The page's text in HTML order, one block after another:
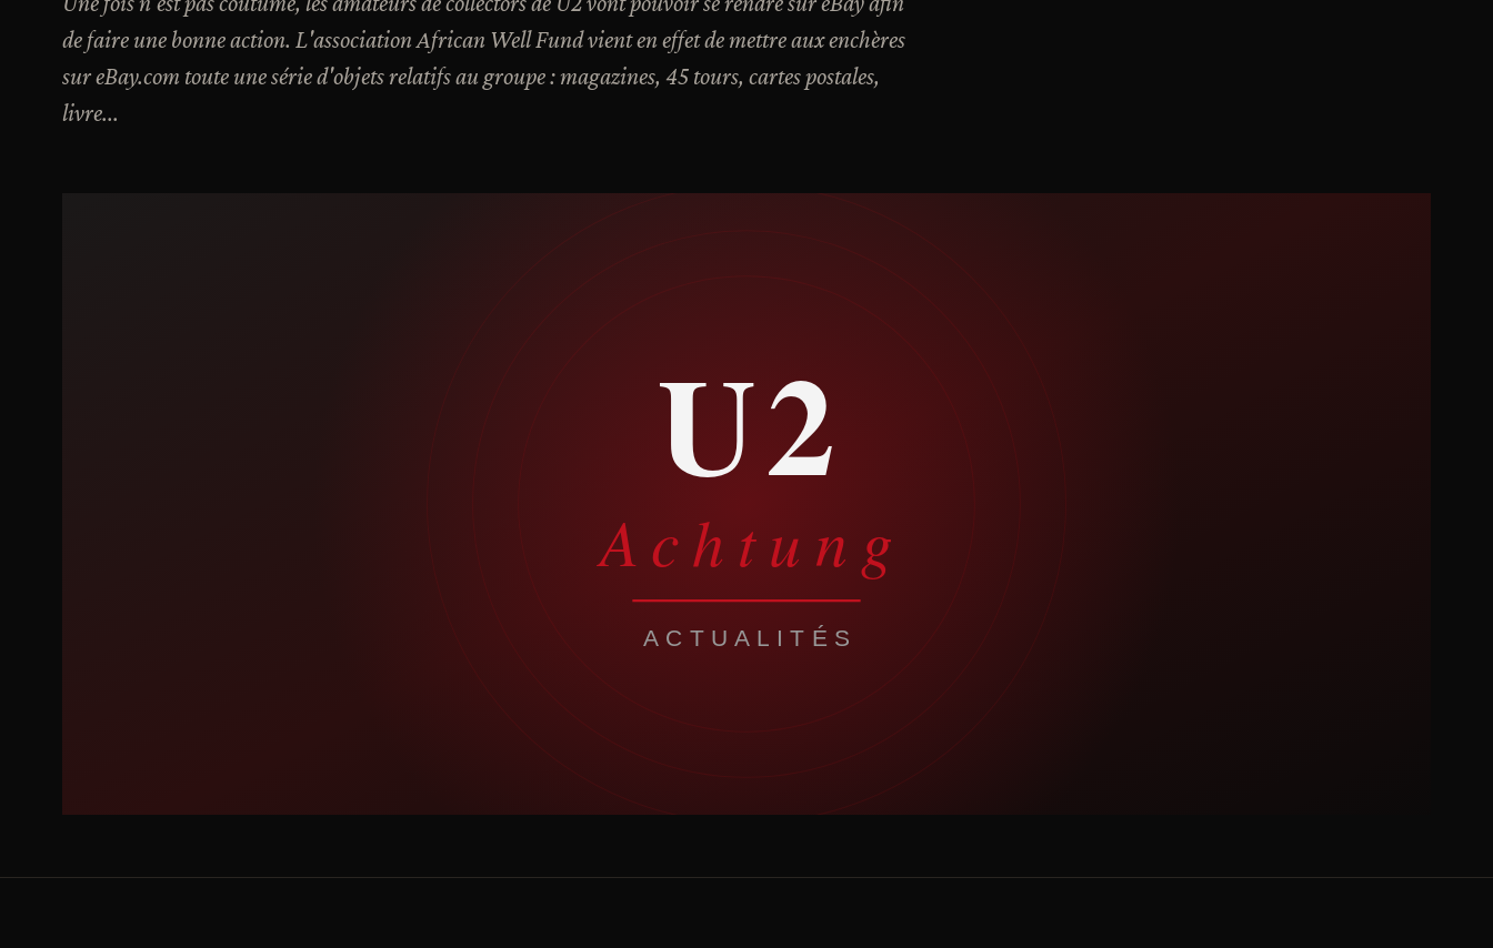
de faire une bonne action. L'association African Well Fund vient en effet de mettre aux enchères
sur eBay.com toute une série d'objets relatifs au groupe : magazines, 45 tours, cartes postales,
livre...